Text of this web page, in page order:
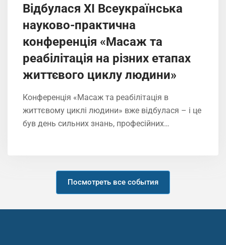
Відбулася ХІ Всеукраїнська
науково-практична
конференція «Масаж та
реабілітація на різних етапах
життєвого циклу людини»
Конференція «Масаж та реабілітація в
життєвому циклі людини» вже відбулася – і це
був день сильних знань, професійних…
Посмотреть все события